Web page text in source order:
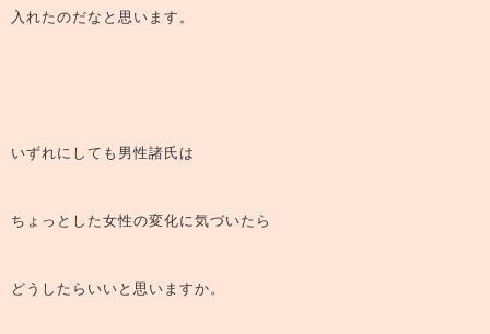
入れたのだなと思います。
いずれにしても男性諸氏は
ちょっとした女性の変化に気づいたら
どうしたらいいと思いますか。